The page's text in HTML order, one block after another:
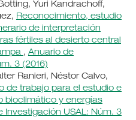
Yuri Kandrachoff,
Reconocimiento, estudio
de interpretación
fértiles al desierto central
, Anuario de
3 (2016)
Ranieri, Néstor Calvo,
de trabajo para el estudio e
bioclimático y energías
Investigación USAL: Núm. 3